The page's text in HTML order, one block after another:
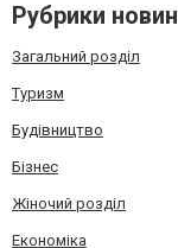
Рубрики новин
Загальний розділ
Туризм
Будівництво
Бізнес
Жіночий розділ
Економіка